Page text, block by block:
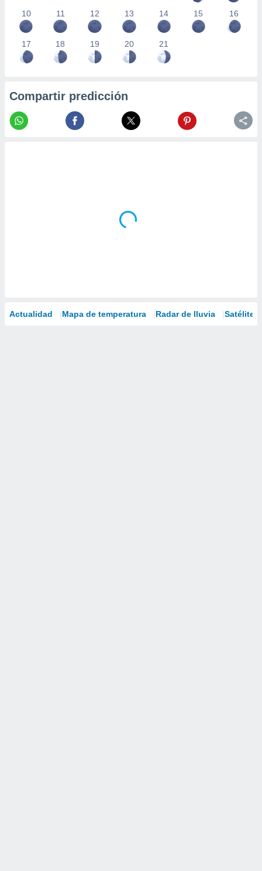
10 11 12 13 14 15 16
17 18 19 20 21
Compartir predicción
Actualidad Mapa de temperatura Radar de lluvia Satélites